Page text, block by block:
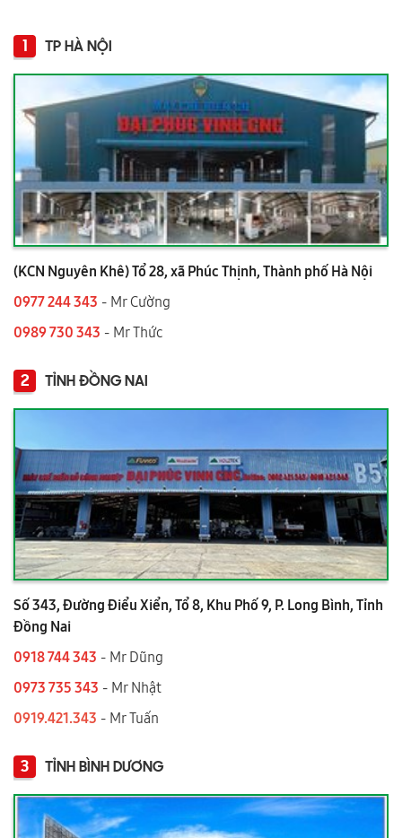
1 TP HÀ NỘI
(KCN Nguyên Khê) Tổ 28, xã Phúc Thịnh, Thành phố Hà Nội
0977 244 343 - Mr Cường
0989 730 343 - Mr Thức
2 TỈNH ĐỒNG NAI
Số 343, Đường Điểu Xiển, Tổ 8, Khu Phố 9, P. Long Bình, Tỉnh
Đồng Nai
0918 744 343 - Mr Dũng
0973 735 343 - Mr Nhật
0919.421.343 ​​​​​​ - Mr Tuấn
3 TỈNH BÌNH DƯƠNG